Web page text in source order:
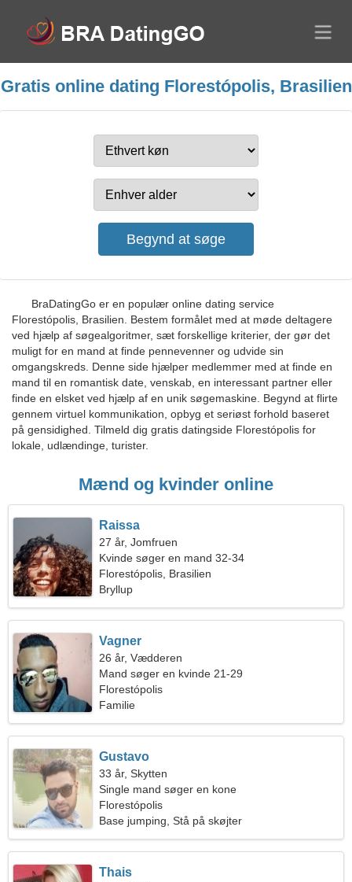
Gratis online dating Florestópolis, Brasilien
BraDatingGo er en populær online dating service
Florestópolis, Brasilien. Bestem formålet med at møde deltagere
ved hjælp af søgealgoritmer, sæt forskellige kriterier, der gør det
muligt for en mand at finde pennevenner og udvide sin
omgangskreds. Denne side hjælper medlemmer med at finde en
mand til en romantisk date, venskab, en interessant partner eller
finde en elsket ved hjælp af en unik søgemaskine. Begynd at flirte
gennem virtuel kommunikation, opbyg et seriøst forhold baseret
på gensidighed. Tilmeld dig gratis datingside Florestópolis for
lokale, udlændinge, turister.
Mænd og kvinder online
Raissa
27 år, Jomfruen
Kvinde søger en mand 32-34
Florestópolis, Brasilien
Bryllup
Vagner
26 år, Vædderen
Mand søger en kvinde 21-29
Florestópolis
Familie
Gustavo
33 år, Skytten
Single mand søger en kone
Florestópolis
Base jumping, Stå på skøjter
Thais